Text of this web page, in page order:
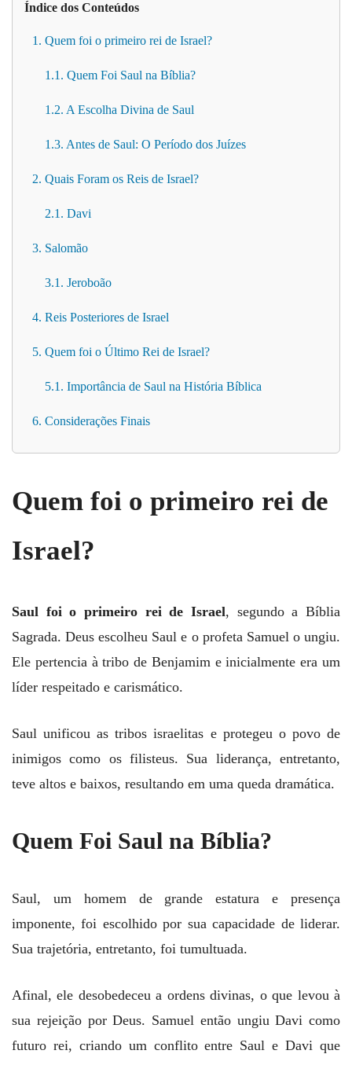
Índice dos Conteúdos
1. Quem foi o primeiro rei de Israel?
1.1. Quem Foi Saul na Bíblia?
1.2. A Escolha Divina de Saul
1.3. Antes de Saul: O Período dos Juízes
2. Quais Foram os Reis de Israel?
2.1. Davi
3. Salomão
3.1. Jeroboão
4. Reis Posteriores de Israel
5. Quem foi o Último Rei de Israel?
5.1. Importância de Saul na História Bíblica
6. Considerações Finais
Quem foi o primeiro rei de
Israel?
Saul foi o primeiro rei de Israel, segundo a Bíblia
Sagrada. Deus escolheu Saul e o profeta Samuel o ungiu.
Ele pertencia à tribo de Benjamim e inicialmente era um
líder respeitado e carismático.
Saul unificou as tribos israelitas e protegeu o povo de
inimigos como os filisteus. Sua liderança, entretanto,
teve altos e baixos, resultando em uma queda dramática.
Quem Foi Saul na Bíblia?
Saul, um homem de grande estatura e presença
imponente, foi escolhido por sua capacidade de liderar.
Sua trajetória, entretanto, foi tumultuada.
Afinal, ele desobedeceu a ordens divinas, o que levou à
sua rejeição por Deus. Samuel então ungiu Davi como
futuro rei, criando um conflito entre Saul e Davi que